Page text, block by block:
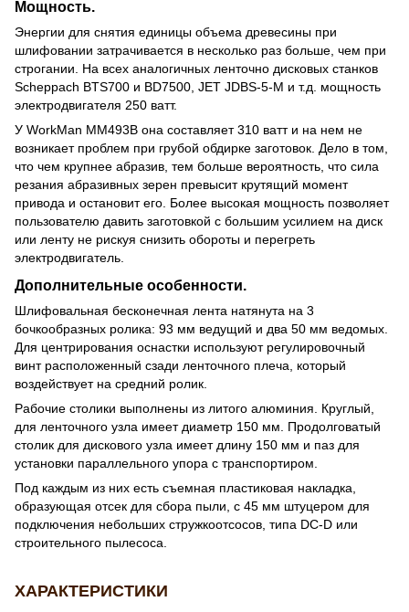
Мощность.
Энергии для снятия единицы объема древесины при
шлифовании затрачивается в несколько раз больше, чем при
строгании. На всех аналогичных ленточно дисковых станков
Scheppach BTS700 и BD7500, JET JDBS-5-M и т.д. мощность
электродвигателя 250 ватт.
У WorkMan MM493B она составляет 310 ватт и на нем не
возникает проблем при грубой обдирке заготовок. Дело в том,
что чем крупнее абразив, тем больше вероятность, что сила
резания абразивных зерен превысит крутящий момент
привода и остановит его. Более высокая мощность позволяет
пользователю давить заготовкой с большим усилием на диск
или ленту не рискуя снизить обороты и перегреть
электродвигатель.
Дополнительные особенности.
Шлифовальная бесконечная лента натянута на 3
бочкообразных ролика: 93 мм ведущий и два 50 мм ведомых.
Для центрирования оснастки используют регулировочный
винт расположенный сзади ленточного плеча, который
воздействует на средний ролик.
Рабочие столики выполнены из литого алюминия. Круглый,
для ленточного узла имеет диаметр 150 мм. Продолговатый
столик для дискового узла имеет длину 150 мм и паз для
установки параллельного упора с транспортиром.
Под каждым из них есть съемная пластиковая накладка,
образующая отсек для сбора пыли, с 45 мм штуцером для
подключения небольших стружкоотсосов, типа DC-D или
строительного пылесоса.
ХАРАКТЕРИСТИКИ